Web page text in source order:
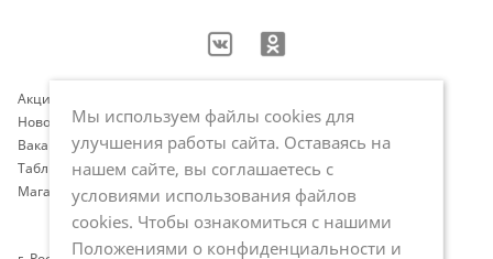
Акции
Новости
Вакансии
Таблица размеров
Магазины
Оплата и доставка
Программа лояльности
Публичная оферта
Политика обработки
персональных данных
Мы используем файлы cookies для
улучшения работы сайта. Оставаясь на
нашем сайте, вы соглашаетесь с
условиями использования файлов
cookies. Чтобы ознакомиться с нашими
Положениями о конфиденциальности и